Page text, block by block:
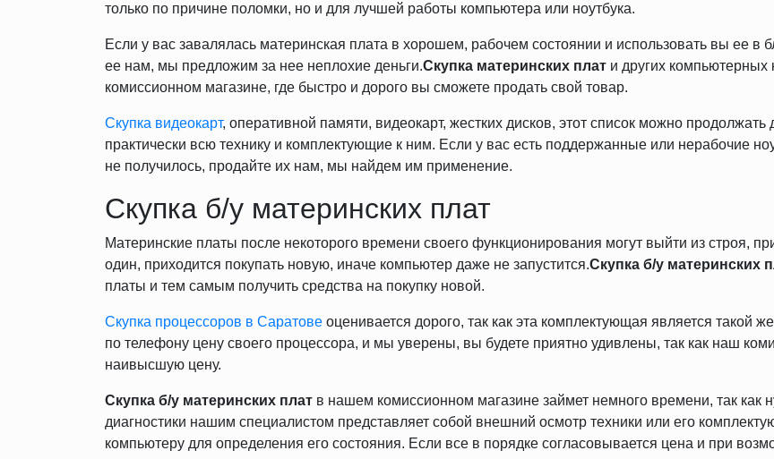
только по причине поломки, но и для лучшей работы компьютера или ноутбука.
Если у вас завалялась материнская плата в хорошем, рабочем состоянии и использовать вы ее
ее нам, мы предложим за нее неплохие деньги.Скупка материнских плат и других
комиссионном магазине, где быстро и дорого вы сможете продать свой товар.
Скупка видеокарт, оперативной памяти, видеокарт, жестких дисков, этот список можно продолжать
практически всю технику и комплектующие к ним. Если у вас есть поддержанные или нерабочие
не получилось, продайте их нам, мы найдем им применение.
Скупка б/у материнских плат
Материнские платы после некоторого времени своего функционирования могут выйти из строя,
один, приходится покупать новую, иначе компьютер даже не запустится.Скупка б/у материнских
платы и тем самым получить средства на покупку новой.
Скупка процессоров в Саратове оценивается дорого, так как эта комплектующая является такой
по телефону цену своего процессора, и мы уверены, вы будете приятно удивлены, так как наш
наивысшую цену.
Скупка б/у материнских плат в нашем комиссионном магазине займет немного времени, так
диагностики нашим специалистом представляет собой внешний осмотр техники или его
компьютеру для определения его состояния. Если все в порядке согласовывается цена и при